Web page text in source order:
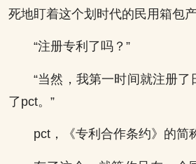
死地盯着这个划时代的民用箱包产
“注册专利了吗？”
“当然，我第一时间就注册
了pct。”
pct，《专利合作条约》的简